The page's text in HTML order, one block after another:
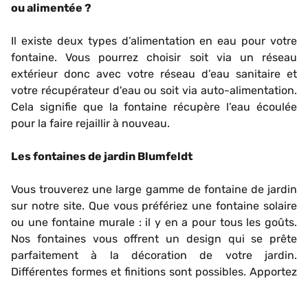
ou alimentée ?
Il existe deux types d’alimentation en eau pour votre
fontaine. Vous pourrez choisir soit via un réseau
extérieur donc avec votre réseau d’eau sanitaire et
votre récupérateur d'eau ou soit via auto-alimentation.
Cela signifie que la fontaine récupère l’eau écoulée
pour la faire rejaillir à nouveau.
Les fontaines de jardin Blumfeldt
Vous trouverez une large gamme de fontaine de jardin
sur notre site. Que vous préfériez une fontaine solaire
ou une fontaine murale : il y en a pour tous les goûts.
Nos fontaines vous offrent un design qui se prête
parfaitement à la décoration de votre jardin.
Différentes formes et finitions sont possibles. Apportez